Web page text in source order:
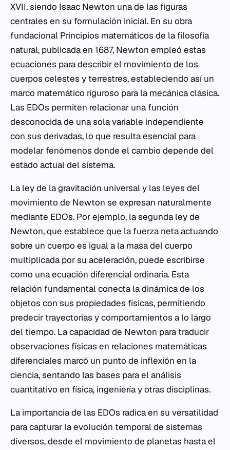
XVII, siendo Isaac Newton una de las figuras
centrales en su formulación inicial. En su obra
fundacional Principios matemáticos de la filosofía
natural, publicada en 1687, Newton empleó estas
ecuaciones para describir el movimiento de los
cuerpos celestes y terrestres, estableciendo así un
marco matemático riguroso para la mecánicaclásica.
Las EDOs permiten relacionar una función
desconocida de una sola variable independiente
con sus derivadas, lo que resulta esencial para
modelar fenómenos donde el cambio depende del
estado actual del sistema.
La ley de la gravitación universal y las leyes del
movimiento de Newton se expresan naturalmente
mediante EDOs. Por ejemplo, la segunda ley de
Newton, que establece que la fuerza neta actuando
sobre un cuerpo es igual a la masa del cuerpo
multiplicada por su aceleración, puede escribirse
como unaecuación diferencialordinaria. Esta
relación fundamental conecta la dinámica de los
objetos con sus propiedades físicas, permitiendo
predecir trayectorias y comportamientos a lo largo
del tiempo. La capacidad de Newton para traducir
observaciones físicas en relaciones matemáticas
diferenciales marcó un punto de inflexión en la
ciencia, sentando las bases para el análisis
cuantitativo en física, ingeniería y otras disciplinas.
La importancia de las EDOs radica en su versatilidad
para capturar la evolución temporal de sistemas
diversos, desde el movimiento de planetas hasta el